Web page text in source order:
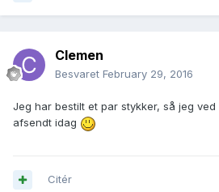
Clemen
Besvaret February 29, 2016
Jeg har bestilt et par stykker, så jeg
afsendt idag
Citér